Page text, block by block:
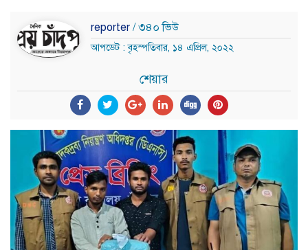
reporter / ৩৪০ ভিউ
আপডেট : বৃহস্পতিবার, ১৪ এপ্রিল, ২০২২
শেয়ার